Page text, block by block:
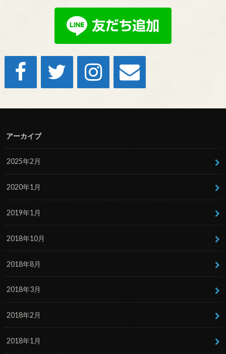
アーカイブ
2025年2月
2020年1月
2019年1月
2018年10月
2018年8月
2018年3月
2018年2月
2018年1月